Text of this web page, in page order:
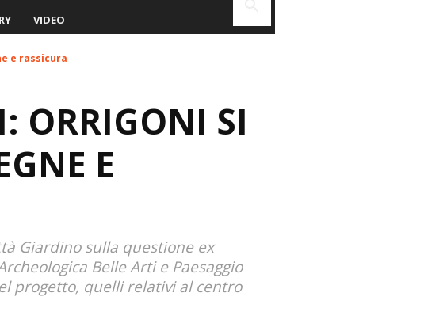
VIDEO
e rassicura
ORRIGONI SI
E
Giardino sulla questione ex
Belle Arti e Paesaggio
progetto, quelli relativi al centro